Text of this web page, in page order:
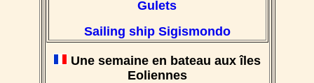
Gulets
Sailing ship Sigismondo
Une semaine en bateau aux îles
Eoliennes